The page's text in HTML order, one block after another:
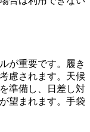
が重要です。履き
慮されます。天候
準備し、日差し対
望まれます。手袋